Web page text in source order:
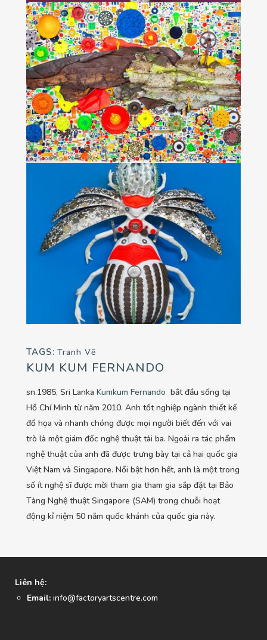
TAGS: Tranh Vẽ
KUM KUM FERNANDO
sn.1985, Sri Lanka Kumkum Fernando bắt đầu sống tại
Hồ Chí Minh từ năm 2010. Anh tốt nghiệp ngành thiết kế
đồ họa và nhanh chóng được mọi người biết đến với vai
trò là một giám đốc nghệ thuật tài ba. Ngoài ra tác phẩm
nghệ thuật của anh đã được trưng bày tại cả hai quốc gia
Việt Nam và Singapore. Nổi bật hơn hết, anh là một trong
số ít nghệ sĩ được mời tham gia tham gia sắp đặt tại Bảo
Tàng Nghệ thuật Singapore (SAM) trong chuỗi hoạt
động kỉ niệm 50 năm quốc khánh của quốc gia này.
Liên hệ:
Email: info@factoryartscentre.com